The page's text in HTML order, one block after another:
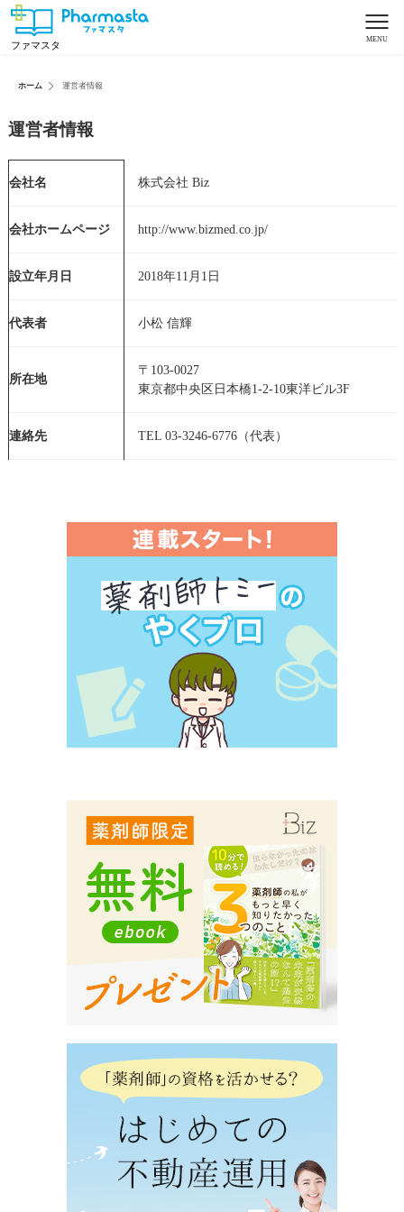
ファマスタ
ホーム 運営者情報
運営者情報
会社名 株式会社 Biz
会社ホームページ http://www.bizmed.co.jp/
設立年月日 2018年11月1日
代表者 小松 信輝
所在地
〒103-0027
東京都中央区日本橋1-2-10東洋ビル3F
連絡先 TEL 03-3246-6776（代表）